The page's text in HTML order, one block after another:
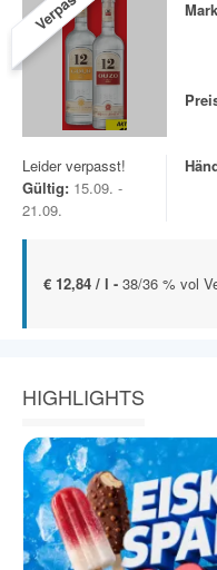
Leider verpasst!
Gültig: 15.09. -
21.09.
€ 12,84 / l - 38/36 % vol
HIGHLIGHTS